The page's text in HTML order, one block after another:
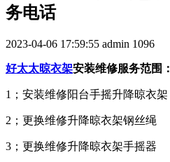
务电话
2023-04-06 17:59:55 admin 1096
好太太晾衣架安装维修服务范围：
1；安装维修阳台手摇升降晾衣架
2；更换维修升降晾衣架钢丝绳
3；更换维修升降晾衣架手摇器